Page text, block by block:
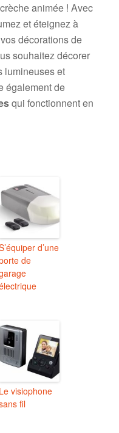
animée ! Avec
et éteignez à
décorations de
souhaitez décorer
lumineuses et
également de
qui fonctionnent en
d’une
de
Le visiophone
fil